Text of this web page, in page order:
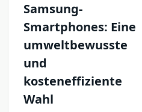
Samsung-
Smartphones: Eine
umweltbewusste
und
kosteneffiziente
Wahl